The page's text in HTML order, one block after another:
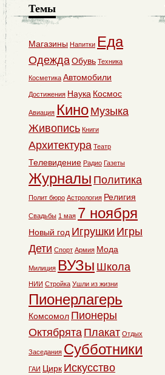
Темы
Магазины Напитки Еда
ОдеждаОбувь Техника
Косметика Автомобили
Достижения Наука Космос
Авиация Кино Музыка
Живопись Книги
Архитектура Театр
Телевидение Радио Газеты
Журналы Политика
Полит бюро Астрология Религия
Свадьбы 1 мая 7 ноября
Новый год Игрушки Игры
Дети Спорт Армия Мода
Милиция ВУЗы Школа
НИИ Стройка Ушли из жизни
Пионерлагерь
Комсомол Пионеры
Октябрята Плакат Отдых
Заседания Субботники
ГАИ Цирк Искусство